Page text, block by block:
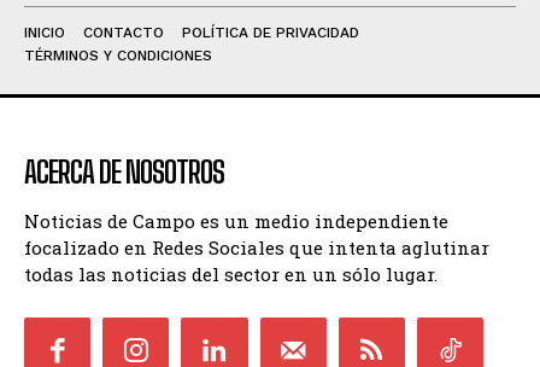
INICIO CONTACTO
POLÍTICA DE PRIVACIDAD
TÉRMINOS Y CONDICIONES
ACERCA DE NOSOTROS
Noticias de Campo es un medio independiente
focalizado en Redes Sociales que intenta aglutinar
todas las noticias del sector en un sólo lugar.